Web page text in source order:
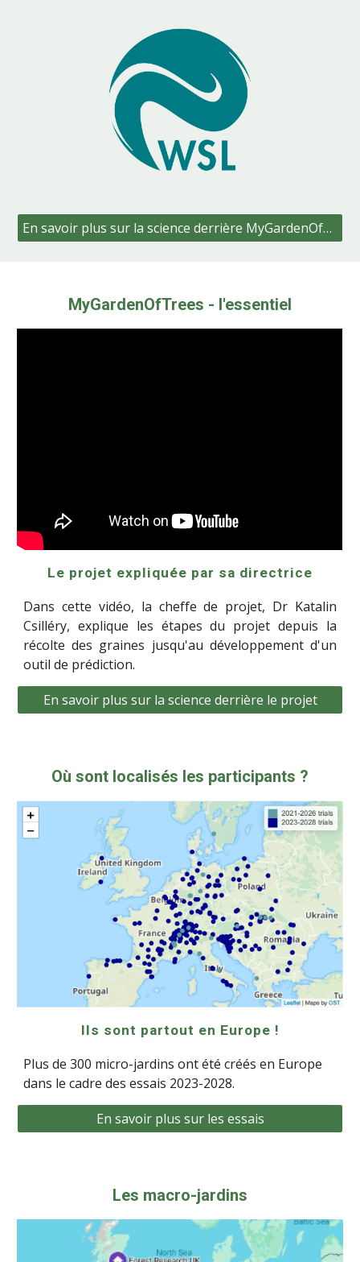
En savoir plus sur la science derrière MyGardenOfTrees
MyGardenOfTrees - l'essentiel
Le projet expliquée par sa directrice
Dans cette vidéo, la cheffe de projet, Dr Katalin
Csilléry, explique les étapes du projet depuis la
récolte des graines jusqu'au développement d'un
outil de prédiction.
En savoir plus sur la science derrière le projet
Où sont localisés les participants ?
Ils sont partout en Europe !
Plus de 300 micro-jardins ont été créés en Europe
dans le cadre des essais 2023-2028.
En savoir plus sur les essais
Les macro-jardins